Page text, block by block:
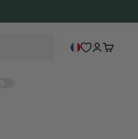
Connexion
Panier